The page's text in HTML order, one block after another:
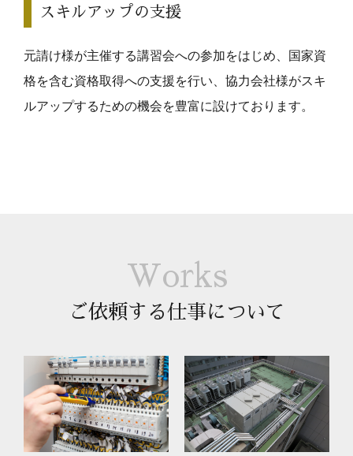
スキルアップの支援
元請け様が主催する講習会への参加をはじめ、国家資
格を含む資格取得への支援を行い、協力会社様がスキ
ルアップするための機会を豊富に設けております。
Works
ご依頼する仕事について